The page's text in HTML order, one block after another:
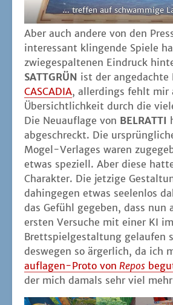
... tref­fen auf schwam­mi­ge
Aber auch ande­re von den
inter­es­sant klin­gen­de Spie­le
zwie­ge­spal­te­nen Ein­druck
SATTGRÜN ist der ange­dach­te
CASCADIA, aller­dings fehlt mir
Über­sicht­lich­keit durch die
Die Neu­auf­la­ge von BELRATTI
abge­schreckt. Die
Mogel-Ver­la­ges waren
etwas spe­zi­ell. Aber die­se
Cha­rak­ter. Die jet­zi­ge
dahin­ge­gen etwas see­len­los
das Gefühl gege­ben, dass nun
ers­ten Ver­su­che mit einer KI
Brett­spiel­ge­stal­tung gelau­fen
des­we­gen so ärger­lich, da ich
auf­la­gen-Pro­to von Repos
der mich damals sehr viel